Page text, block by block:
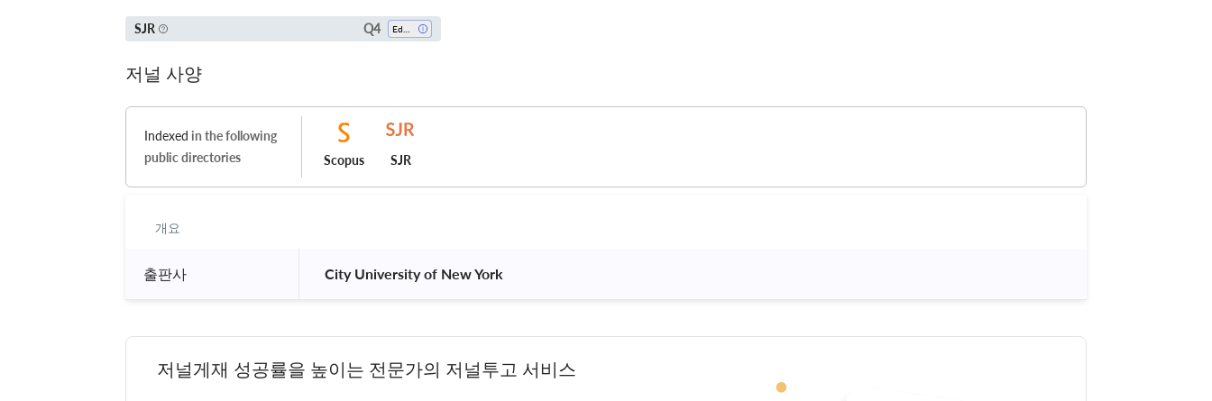
SJR Q4
저널 사양
Indexed in the following
public directories
Scopus SJR
개요
출판사 City University of New York
저널게재 성공률을 높이는 전문가의 저널투고 서비스